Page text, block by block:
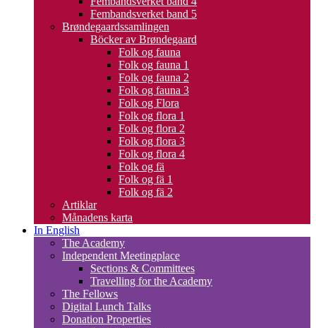
Fembandsverket band 5
Brøndegaardssamlingen
Böcker av Brøndegaard
Folk og fauna
Folk og fauna 1
Folk og fauna 2
Folk og fauna 3
Folk og Flora
Folk og flora 1
Folk og flora 2
Folk og flora 3
Folk og flora 4
Folk og fä
Folk og fä 1
Folk og fä 2
Artiklar
Månadens karta
In English
The Academy
Independent Meetingplace
Sections & Committees
Travelling for the Academy
The Fellows
Digital Lunch Talks
Donation Properties